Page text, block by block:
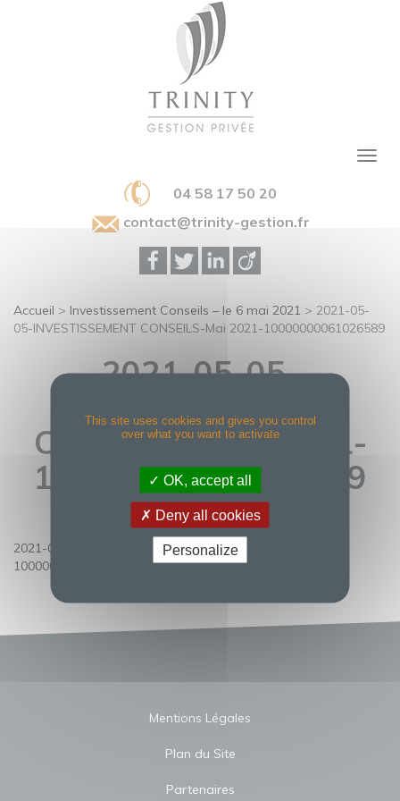
04 58 17 50 20
contact@trinity-gestion.fr
Accueil > Investissement Conseils – le 6 mai 2021 > 2021-05-
05-INVESTISSEMENT CONSEILS-Mai 2021-10000000061026589
2021-05-05-
INVESTISSEMENT
CONSEILS-MAI 2021-
10000000061026589
2021-05-05-INVESTISSEMENT CONSEILS-Mai 2021-
10000000061026589
Mentions Légales
Plan du Site
Partenaires
This site uses cookies and gives you control
over what you want to activate
OK, accept all
Deny all cookies
Personalize